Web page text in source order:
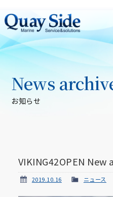
お知らせ
News
VIKING42OPEN New
2019.10.16 ニュース